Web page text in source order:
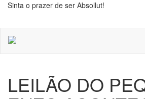
Sinta o prazer de ser Absollut!
LEILÃO DO